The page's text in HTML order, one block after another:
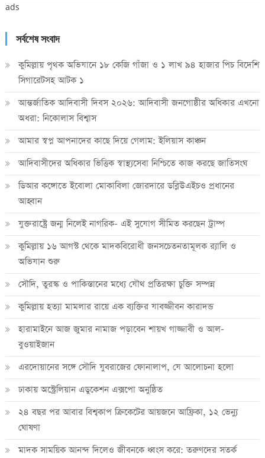
ads
সর্বশেষ সংবাদ
কুমিল্লায় পৃথক অভিযানে ১৮ কেজি গাঁজা ও ১ লাখ ৯৪ হাজার পিচ বিদেশি
সিগারেটসহ আটক ১
আন্তর্জাতিক আদিবাসী দিবস ২০২৬: আদিবাসী জনগোষ্ঠীর অধিকার এখনো
অধরা: নিকোলাস বিশ্বাস
আমার স্বপ্ন আপনাদের কাছে দিয়ে গেলাম: ইলিয়াস কাঞ্চন
আদিবাসীদের অধিকার ভিত্তিক স্বাস্থ্যসেবা নিশ্চিতে কাজ করছে জাতিসংঘ
ডিআর কঙ্গোতে ইবোলা মোকাবিলা জোরদারে ডব্লিউএইচও প্রধানের
আহ্বান
যুক্তরাষ্ট্রে জন্ম নিলেই নাগরিক- এই সুযোগ সীমিত করছেন ট্রাম্প
কুমিল্লায় ১৬ আগস্ট থেকে মাদকবিরোধী জনসচেতনতামূলক র‍্যালি ও
অভিযান শুরু
সৌদি, তুরস্ক ও পাকিস্তানের মধ্যে যৌথ প্রতিরক্ষা চুক্তি সম্পন্ন
কুমিল্লায় হত্যা মামলার রায়ে এক ব্যক্তির যাবজ্জীবন কারাদন্ড
হারামাইনে আজ জুমার নামাজ পড়াবেন শায়খ গাজ্জাবী ও আল-
বুওয়াইজান
এরদোয়ানের সঙ্গে সৌদি যুবরাজের ফোনালাপ, যে আলোচনা হলো
ঢাকায় অস্ট্রেলিয়ান এডুকেশন এক্সপো অনুষ্ঠিত
২৪ বছর পর আবার বিশ্বকাপ ক্রিকে‌টের আয়জনে আফ্রিকা, ১২ ভেন্যু
ঘোষণা
মাদক সাময়িক আনন্দ দিলেও জীবনকে ধ্বংস করে: তরুণদের সতর্ক